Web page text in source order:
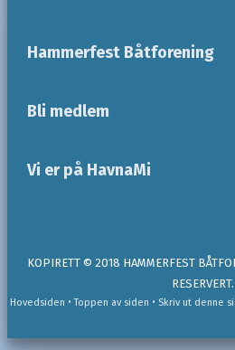
Hammerfest Båtforening
Bli medlem
Vi er på HavnaMi
KOPIRETT © 2018 HAMMERFEST
RESERVERT.
Hovedsiden • Toppen av siden • Skriv ut denne